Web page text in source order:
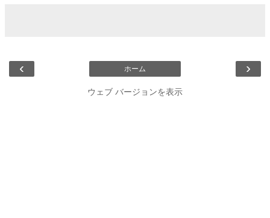
‹ ›
ホーム
ウェブ バージョンを表示